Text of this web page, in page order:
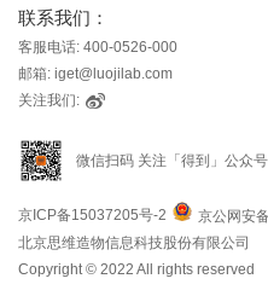
联系我们：
客服电话: 400-0526-000
邮箱: iget@luojilab.com
关注我们:
微信扫码 关注「得到」公众号
京ICP备15037205号-2
京公网安
北京思维造物信息科技股份有限公司
Copyright © 2022 All rights reserved